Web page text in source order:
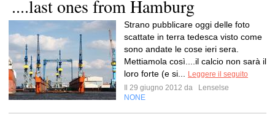
....last ones from Hamburg
Strano pubblicare oggi delle foto
scattate in terra tedesca visto come
sono andate le cose ieri sera.
Mettiamola così....il calcio non sarà il
loro forte (e si...
Leggere il seguito
Il 29 giugno 2012 da
Lenselse
NONE